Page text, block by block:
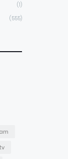
(1)
(555)